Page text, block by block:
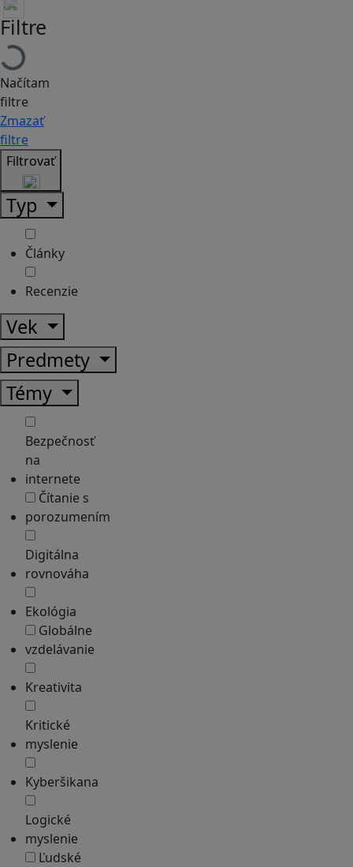
Filtre
Načítam
filtre
Zmazať
filtre
Filtrovať
Typ
Články
Recenzie
Vek
Predmety
Témy
Bezpečnosť
na
internete
Čítanie s
porozumením
Digitálna
rovnováha
Ekológia
Globálne
vzdelávanie
Kreativita
Kritické
myslenie
Kyberšikana
Logické
myslenie
Ľudské